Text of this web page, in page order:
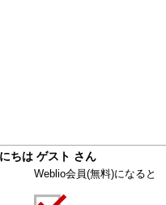
ちは ゲスト さん
Weblio会員(無料)になると